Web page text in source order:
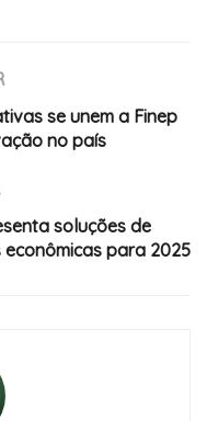
se unem a Finep
no país
soluções de
para 2025